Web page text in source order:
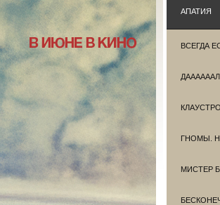
АПАТИЯ
ВСЕГДА
ГНОМЫ.
МИСТЕР